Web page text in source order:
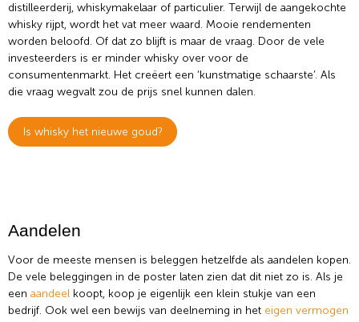
distilleerderij, whiskymakelaar of particulier. Terwijl de aangekochte
whisky rijpt, wordt het vat meer waard. Mooie rendementen
worden beloofd. Of dat zo blijft is maar de vraag. Door de vele
investeerders is er minder whisky over voor de
consumentenmarkt. Het creëert een ‘kunstmatige schaarste’. Als
die vraag wegvalt zou de prijs snel kunnen dalen.
Is whisky het nieuwe goud?
Aandelen
Voor de meeste mensen is beleggen hetzelfde als aandelen kopen.
De vele beleggingen in de poster laten zien dat dit niet zo is. Als je
een aandeel koopt, koop je eigenlijk een klein stukje van een
bedrijf. Ook wel een bewijs van deelneming in het eigen vermogen